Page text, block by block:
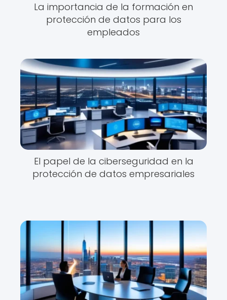
La importancia de la formación en
protección de datos para los
empleados
El papel de la ciberseguridad en la
protección de datos empresariales